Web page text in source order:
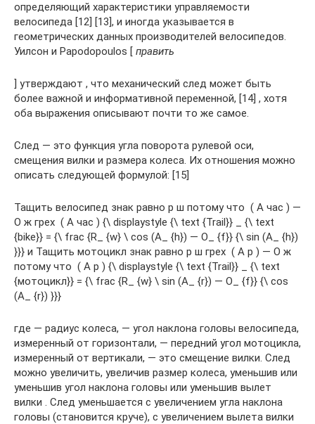
определяющий характеристики управляемости
велосипеда [12] [13], и иногда указывается в
геометрических данных производителей велосипедов.
Уилсон и Papodopoulos [ править
] утверждают , что механический след может быть
более важной и информативной переменной, [14] , хотя
оба выражения описывают почти то же самое.
След — это функция угла поворота рулевой оси,
смещения вилки и размера колеса. Их отношения можно
описать следующей формулой: [15]
Тащить велосипед знак равно р ш потому что ⁡ ( А час ) —
О ж грех ⁡ ( А час ) {\ displaystyle {\ text {Trail}} _ {\ text
{bike}} = {\ frac {R_ {w} \ cos (A_ {h}) — O_ {f}} {\ sin (A_ {h})
}}} и Тащить мотоцикл знак равно р ш грех ⁡ ( А р ) — О ж
потому что ⁡ ( А р ) {\ displaystyle {\ text {Trail}} _ {\ text
{мотоцикл}} = {\ frac {R_ {w} \ sin (A_ {r}) — O_ {f}} {\ cos
(A_ {r}) }}}
где — радиус колеса, — угол наклона головы велосипеда,
измеренный от горизонтали, — передний угол мотоцикла,
измеренный от вертикали, — это смещение вилки. След
можно увеличить, увеличив размер колеса, уменьшив или
уменьшив угол наклона головы или уменьшив вылет
вилки . След уменьшается с увеличением угла наклона
головы (становится круче), с увеличением вылета вилки